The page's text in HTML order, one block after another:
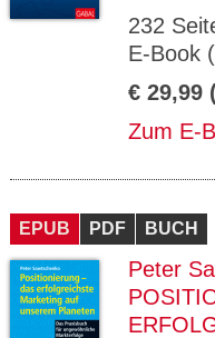
232
E-Book
€ 29,99
Zum E-
EPUB PDF BUCH
Peter